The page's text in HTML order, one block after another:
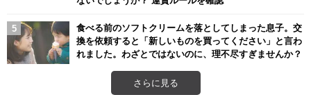
食べる前のソフトクリームを落としてしまった息子。交
換を依頼すると「新しいものを買ってください」と言わ
れました。わざとではないのに、理不尽すぎませんか？
さらに見る